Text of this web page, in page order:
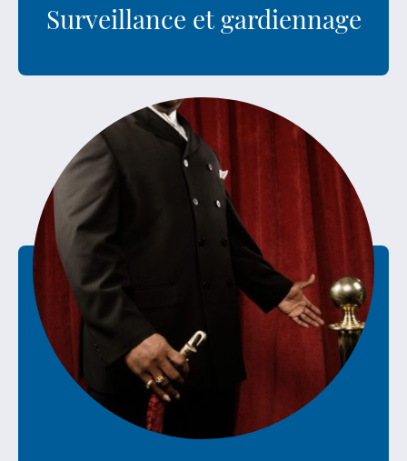
Surveillance et gardiennage